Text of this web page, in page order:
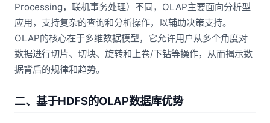
Processing，联机事务处理）不同，OLAP主要面向分析型
应用，支持复杂的查询和分析操作，以辅助决策支持。
OLAP的核心在于多维数据模型，它允许用户从多个角度对
数据进行切片、切块、旋转和上卷/下钻等操作，从而揭示数
据背后的规律和趋势。
二、基于HDFS的OLAP数据库优势